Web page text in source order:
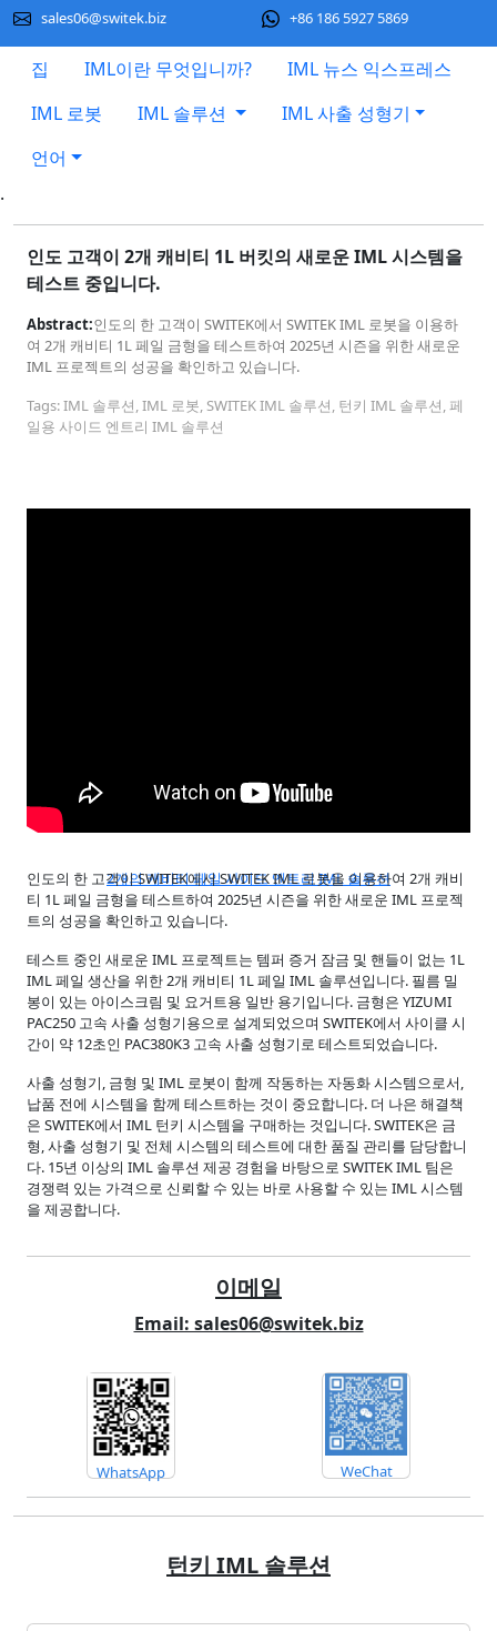
sales06@switek.biz +86 186 5927 5869
집 IML이란 무엇입니까?
IML 뉴스 익스프레스
IML 로봇
IML 솔루션
IML 사출 성형기
언어
.
인도 고객이 2개 캐비티 1L 버킷의 새로운 IML 시스템을
테스트 중입니다.
Abstract:인도의 한 고객이 SWITEK에서 SWITEK IML 로봇을 이용하
여 2개 캐비티 1L 페일 금형을 테스트하여 2025년 시즌을 위한 새로운
IML 프로젝트의 성공을 확인하고 있습니다.
Tags: IML 솔루션, IML 로봇, SWITEK IML 솔루션, 턴키 IML 솔루션, 페
일용 사이드 엔트리 IML 솔루션
2개의 캐비티 페일 사이드 엔트리 IML 솔루션
인도의 한 고객이 SWITEK에서 SWITEK IML 로봇을 이용하여 2개 캐비
티 1L 페일 금형을 테스트하여 2025년 시즌을 위한 새로운 IML 프로젝
트의 성공을 확인하고 있습니다.
테스트 중인 새로운 IML 프로젝트는 템퍼 증거 잠금 및 핸들이 없는 1L
IML 페일 생산을 위한 2개 캐비티 1L 페일 IML 솔루션입니다. 필름 밀
봉이 있는 아이스크림 및 요거트용 일반 용기입니다. 금형은 YIZUMI
PAC250 고속 사출 성형기용으로 설계되었으며 SWITEK에서 사이클 시
간이 약 12초인 PAC380K3 고속 사출 성형기로 테스트되었습니다.
사출 성형기, 금형 및 IML 로봇이 함께 작동하는 자동화 시스템으로서,
납품 전에 시스템을 함께 테스트하는 것이 중요합니다. 더 나은 해결책
은 SWITEK에서 IML 턴키 시스템을 구매하는 것입니다. SWITEK은 금
형, 사출 성형기 및 전체 시스템의 테스트에 대한 품질 관리를 담당합니
다. 15년 이상의 IML 솔루션 제공 경험을 바탕으로 SWITEK IML 팀은
경쟁력 있는 가격으로 신뢰할 수 있는 바로 사용할 수 있는 IML 시스템
을 제공합니다.
이메일
Email: sales06@switek.biz
WhatsApp WeChat
턴키 IML 솔루션